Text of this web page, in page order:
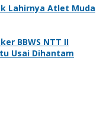
Lahirnya Atlet Muda
BBWS NTT II
Usai Dihantam